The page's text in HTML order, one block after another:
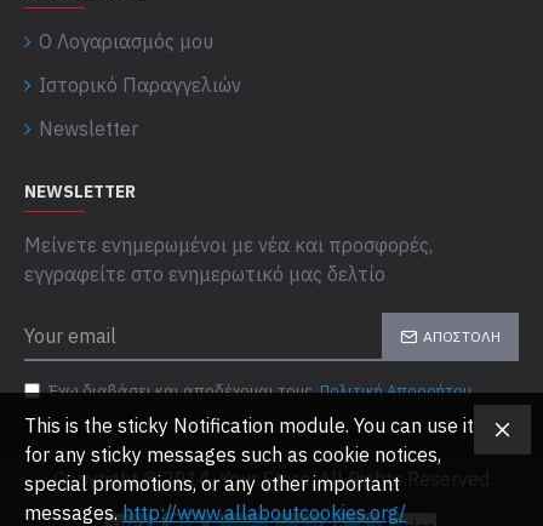
Ο Λογαριασμός μου
Ιστορικό Παραγγελιών
Newsletter
NEWSLETTER
Μείνετε ενημερωμένοι με νέα και προσφορές,
εγγραφείτε στο ενημερωτικό μας δελτίο
ΑΠΟΣΤΟΛΉ
Έχω διαβάσει και αποδέχομαι τουςΠολιτική Απορρήτου
Copyright © 2014, Your Store, All Rights Reserved
This is the sticky Notification module. You can use it
for any sticky messages such as cookie notices,
special promotions, or any other important
messages.http://www.allaboutcookies.org/